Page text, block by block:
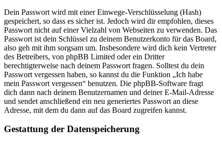
Dein Passwort wird mit einer Einwege-Verschlüsselung (Hash)
gespeichert, so dass es sicher ist. Jedoch wird dir empfohlen, dieses
Passwort nicht auf einer Vielzahl von Webseiten zu verwenden. Das
Passwort ist dein Schlüssel zu deinem Benutzerkonto für das Board,
also geh mit ihm sorgsam um. Insbesondere wird dich kein Vertreter
des Betreibers, von phpBB Limited oder ein Dritter
berechtigterweise nach deinem Passwort fragen. Solltest du dein
Passwort vergessen haben, so kannst du die Funktion „Ich habe
mein Passwort vergessen“ benutzen. Die phpBB-Software fragt
dich dann nach deinem Benutzernamen und deiner E-Mail-Adresse
und sendet anschließend ein neu generiertes Passwort an diese
Adresse, mit dem du dann auf das Board zugreifen kannst.
Gestattung der Datenspeicherung